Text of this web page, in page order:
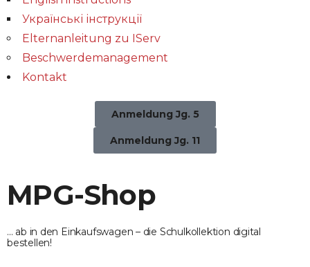
Українські інструкції
Elternanleitung zu IServ
Beschwerdemanagement
Kontakt
Anmeldung Jg. 5
Anmeldung Jg. 11
MPG-Shop
... ab in den Einkaufswagen – die Schulkollektion digital
bestellen!